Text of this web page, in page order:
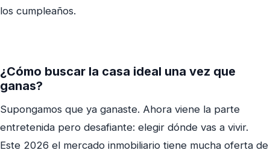
los cumpleaños.
¿Cómo buscar la casa ideal una vez que
ganas?
Supongamos que ya ganaste. Ahora viene la parte
entretenida pero desafiante: elegir dónde vas a vivir.
Este 2026 el mercado inmobiliario tiene mucha oferta de